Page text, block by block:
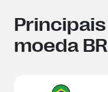
moeda